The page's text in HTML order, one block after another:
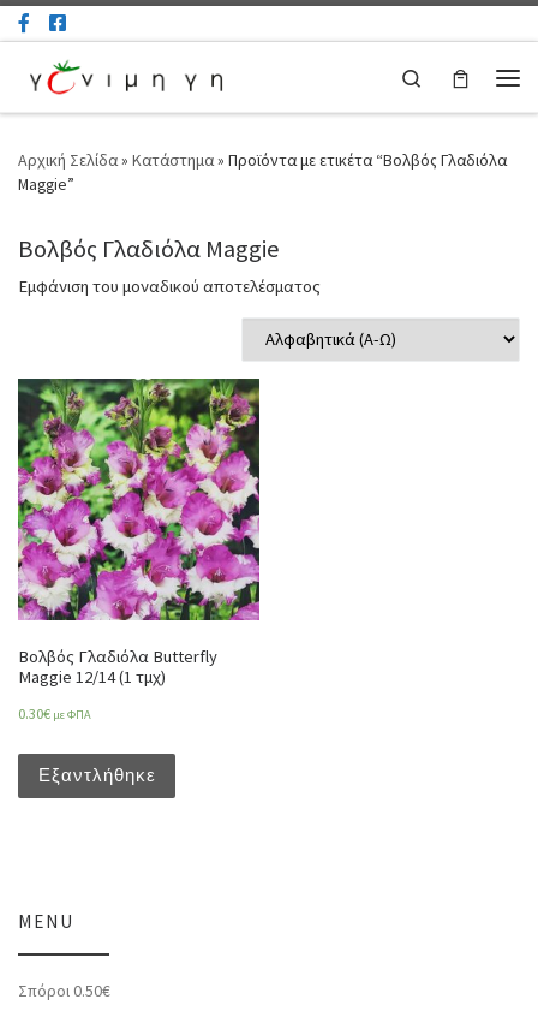
Μετάβαση στο περιεχόμενο
Search
Αρχική Σελίδα» Κατάστημα» Προϊόντα με ετικέτα “Βολβός Γλαδιόλα
Maggie”
Βολβός Γλαδιόλα Maggie
Εμφάνιση του μοναδικού αποτελέσματος
Βολβός Γλαδιόλα Butterfly
Maggie 12/14 (1 τμχ)
0.30€ με ΦΠΑ
Εξαντλήθηκε
MENU
Σπόροι 0.50€